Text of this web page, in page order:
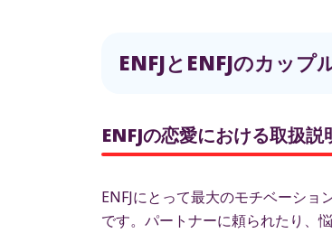
ENFJとENFJのカップ
ENFJの恋愛における取扱説
ENFJにとって最大のモチベーシ
です。パートナーに頼られたり、